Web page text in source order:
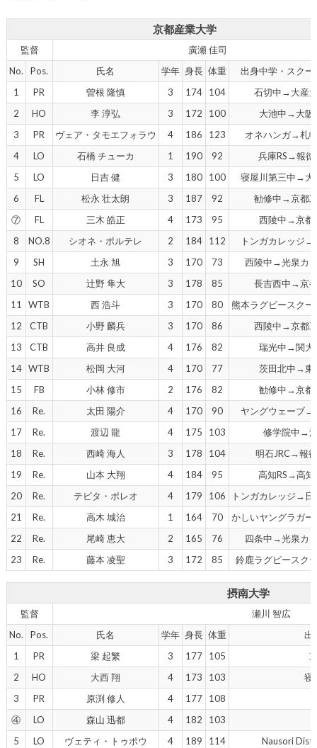
京都産業大学
監督
廣瀬 佳司
No.
Pos. 氏名 学年 身長 体重
出身中学・スク
1
PR 曽根 隆慎 3 174 104
石切中→大産
2
HO 李 淳弘 3 172 100
大池中→大阪
3
PR ヴェア・タモエフォラウ 4 186 123
オネハンガ→札
4
LO 石橋 チューカ 1 190 92
兵庫RS→報徳
5
LO 日吉 健 3 180 100
寝屋川第三中→大
6
FL 松永 壮太朗 3 187 92
勧修中→京都
⑦
FL 三木 皓正 4 173 95
西陵中→京都
8
NO.8 シオネ・ポルテレ 2 184 112
トンガカレッジ→
9
SH 土永 旭 3 170 73
西陵中→光泉カ
10
SO 辻野 隼大 3 178 85
長吉西中→京
11
WTB 西 浩斗 3 170 80
熊本ラグビースク
12
CTB 小野 麟兵 3 170 86
西陵中→京都
13
CTB 高井 良成 4 176 82
瑞光中→関大
14 WTB 松岡 大河 4 170 77
茨田北中→東
15
FB 小林 修市 2 176 82
勧修中→京都
16
Re. 太田 陽介 4 170 90
ヤングウェーブ→
17
Re. 渡辺 龍 4 175 103
修学院中→
18
Re. 西崎 海人 3 178 104
明石JRC→報
19
Re. 山本 大翔 4 184 95
高知RS→高知
20
Re. テビタ・ポレオ 4 179 106
トンガカレッジ→日
21
Re. 高木 城治 1 164 70
かしいヤングラガ
22
Re. 尾崎 恵大 2 165 76
四条中→光泉カ
23
Re. 藤本 凌聖 3 172 85 鈴鹿ラグビースク
摂南大学
監督
瀬川 智広
No.
Pos. 氏名 学年 身長 体重
出
1
PR 梁 起繁 3 177 105
2
HO 大西 翔 4 173 103
寝
3
PR 原渕 修人 4 177
108
④
LO 森山 迅都 4 182
103
5
LO ヴェティ・トゥポウ 4 189 114
Nausori